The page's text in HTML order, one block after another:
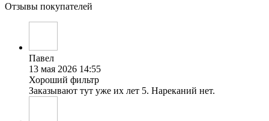
Отзывы покупателей
Павел
13 мая 2026 14:55
Хороший фильтр
Заказывают тут уже их лет 5. Нареканий нет.